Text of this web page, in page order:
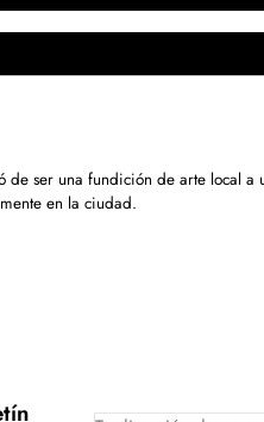
de ser una fundición de arte local
en la ciudad.